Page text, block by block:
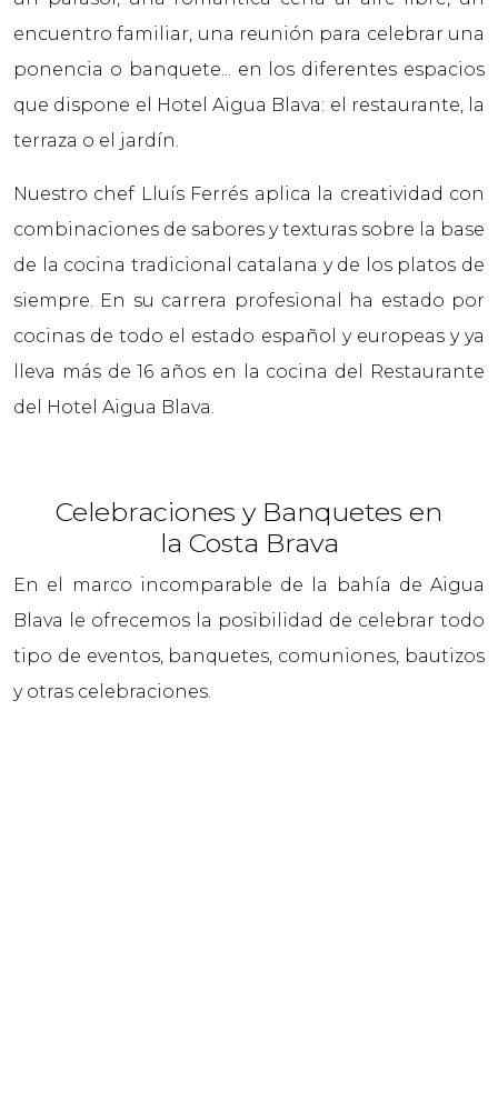
encuentro familiar, una reunión para celebrar una
ponencia o banquete... en los diferentes espacios
que dispone el Hotel Aigua Blava: el restaurante, la
terraza o el jardín.
Nuestro chef Lluís Ferrés aplica la creatividad con
combinaciones de sabores y texturas sobre la base
de la cocina tradicional catalana y de los platos de
siempre. En su carrera profesional ha estado por
cocinas de todo el estado español y europeas y ya
lleva más de 16 años en la cocina del Restaurante
del Hotel Aigua Blava.
Celebraciones y Banquetes en
la Costa Brava
En el marco incomparable de la bahía de Aigua
Blava le ofrecemos la posibilidad de celebrar todo
tipo de eventos, banquetes, comuniones, bautizos
y otras celebraciones.